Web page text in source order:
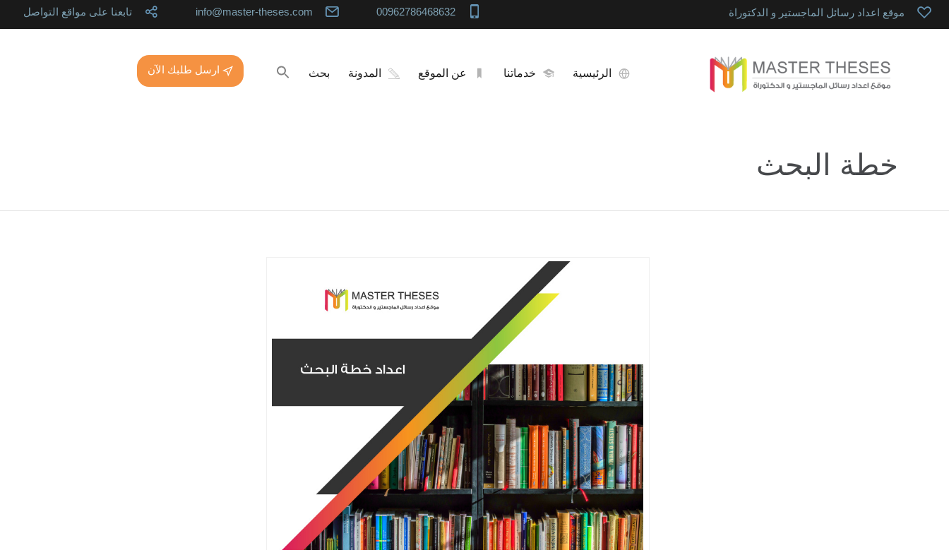
موقع اعداد رسائل الماجستير و الدكتوراة 00962786468632
info@master-theses.com تابعنا على مواقع التواصل
الرئيسية خدماتنا عن الموقع المدونة بحث ارسل طلبك الآن
خطة البحث